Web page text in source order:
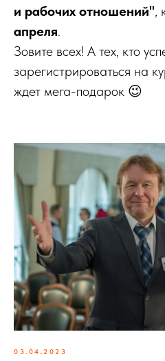
и рабочих отношений",
апреля.
Зовите всех! А тех, кто
зарегистрироваться на
ждет мега-подарок 😉
03.04.2023